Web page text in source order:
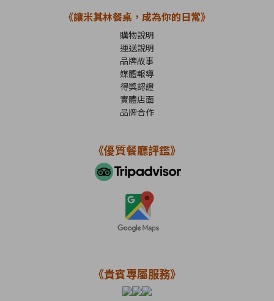
《讓米其林餐桌，成為你的日常》
購物說明
運送說明
品牌故事
媒體報導
得獎認證
實體店面
品牌合作
《優質餐廳評鑑》
《貴賓專屬服務》